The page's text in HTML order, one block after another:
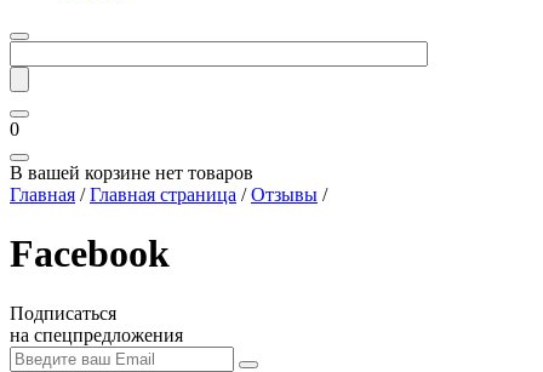
0
В вашей корзине нет товаров
Главная / Главная страница / Отзывы /
Facebook
Подписаться
на спецпредложения